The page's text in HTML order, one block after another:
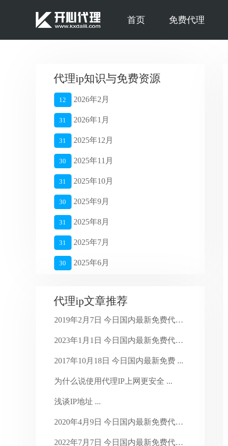
首页 免费代理
代理ip知识与免费资源
12 2026年2月
31 2026年1月
31 2025年12月
30 2025年11月
31 2025年10月
30 2025年9月
31 2025年8月
31 2025年7月
30 2025年6月
26 2025年4月
27 2025年3月
28 2025年2月
16 2025年1月
28 2024年4月
30 2024年3月
29 2024年2月
代理ip文章推荐
2019年2月7日 今日国内最新免费代理 ...
2023年1月1日 今日国内最新免费代理 ...
2017年10月18日 今日国内最新免费 ...
为什么说使用代理IP上网更安全 ...
浅谈IP地址 ...
2020年4月9日 今日国内最新免费代理 ...
2022年7月7日 今日国内最新免费代理 ...